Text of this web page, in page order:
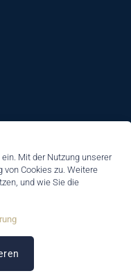
Mit der Nutzung unserer
Cookies zu. Weitere
und wie Sie die